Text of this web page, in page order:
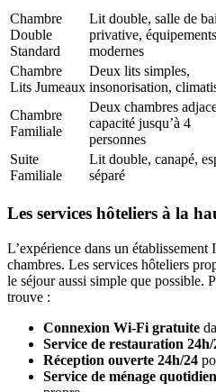
Chambre
Double
Standard
Lit double, salle de
privative, équipements
modernes
Chambre
Lits Jumeaux
Deux lits simples,
insonorisation,
Chambre
Familiale
Deux chambres
capacité jusqu’à 4
personnes
Suite
Familiale
Lit double, canapé,
séparé
Les services hôteliers à la
L’expérience dans un établissement
chambres. Les services hôteliers
le séjour aussi simple que possible.
trouve :
Connexion Wi-Fi gratuite
Service de restauration 24h/
Réception ouverte 24h/24
Service de ménage quotidien